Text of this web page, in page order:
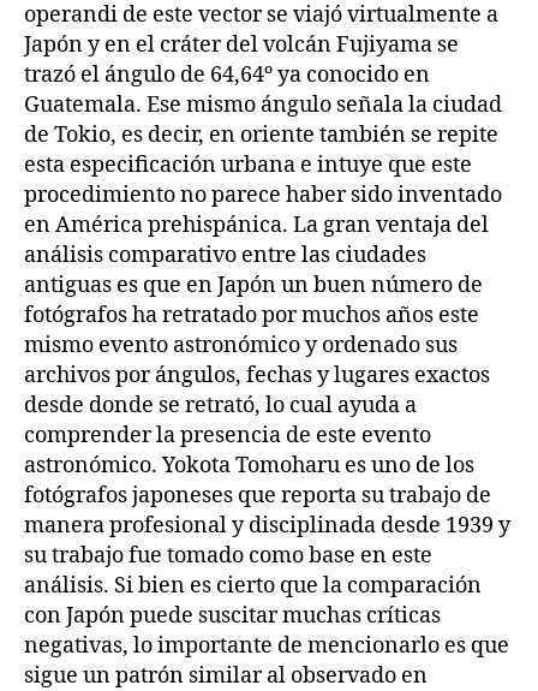
operandi de este vector se viajó virtualmente a
Japón y en el cráter del volcán Fujiyama se
trazó el ángulo de 64,64º ya conocido en
Guatemala. Ese mismo ángulo señala la ciudad
de Tokio, es decir, en oriente también se repite
esta especificación urbana e intuye que este
procedimiento no parece haber sido inventado
en América prehispánica. La gran ventaja del
análisis comparativo entre las ciudades
antiguas es que en Japón un buen número de
fotógrafos ha retratado por muchos años este
mismo evento astronómico y ordenado sus
archivos por ángulos, fechas y lugares exactos
desde donde se retrató, lo cual ayuda a
comprender la presencia de este evento
astronómico. Yokota Tomoharu es uno de los
fotógrafos japoneses que reporta su trabajo de
manera profesional y disciplinada desde 1939 y
su trabajo fue tomado como base en este
análisis. Si bien es cierto que la comparación
con Japón puede suscitar muchas críticas
negativas, lo importante de mencionarlo es que
sigue un patrón similar al observado en